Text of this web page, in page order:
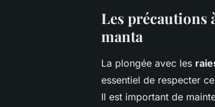
Les précautions
manta
La plongée avec les
essentiel de respecter
Il est important de